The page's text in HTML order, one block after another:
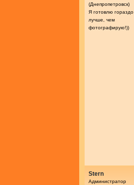
(Днепропетровск)
Я готовлю гораздо
лучше, чем
фотографирую!))
Stern
Администратор